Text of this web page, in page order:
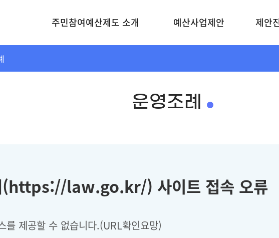
주민참여예산제도 소개 예산사업제안 제안
운영조례
(https://law.go.kr/) 사이트 접속 오류
를 제공할 수 없습니다.(URL확인요망)